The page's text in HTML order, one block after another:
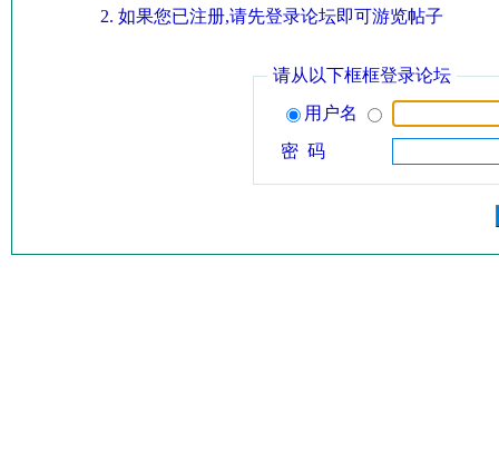
如果您已注册,请先登录论坛即可游览帖子
请从以下框框登录论坛
用户名
密 码